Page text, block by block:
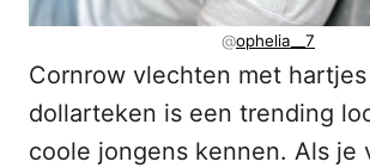
@ophelia__7
Cornrow vlechten met
dollarteken is een trending
coole jongens kennen. Als je